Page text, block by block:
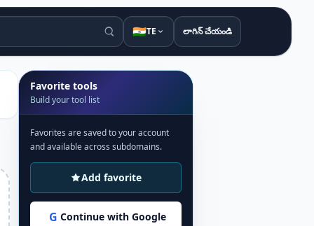
🇮🇳TE లాగిన్ చేయండి
Favorite tools
Build your tool list
Favorites are saved to your account
and available across subdomains.
Add favorite
G Continue with Google